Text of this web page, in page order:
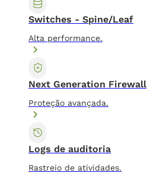
Switches - Spine/Leaf
Alta performance.
Next Generation Firewall
Proteção avançada.
Logs de auditoria
Rastreio de atividades.